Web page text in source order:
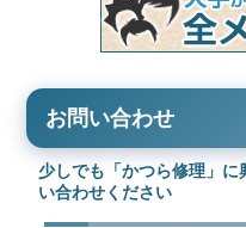
お問い合わせ
少しでも「かつら修理」に
い合わせください